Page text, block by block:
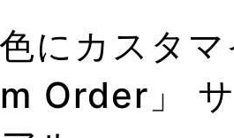
にカスタ
Order」